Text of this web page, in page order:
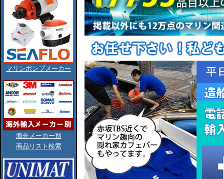
マリンポンプメーカー
海外メーカー別
商品リスト検索